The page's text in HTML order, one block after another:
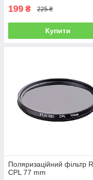
199 ₴ 225 ₴
Купити
Поляризаційний фільтр
CPL 77 mm